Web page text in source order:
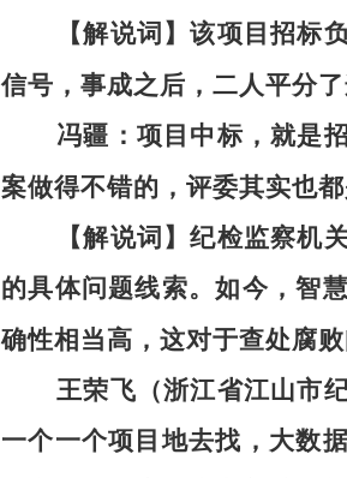
【解说词】该项目招标
信号，事成之后，二人平分
冯疆： 项目中标，就是
案做得不错的，评委其实也
【解说词】纪检监察机
的具体问题线索。如今，智
确性相当高，这对于查处腐
王荣飞（浙江省江山市
一个一个项目地去找，大数